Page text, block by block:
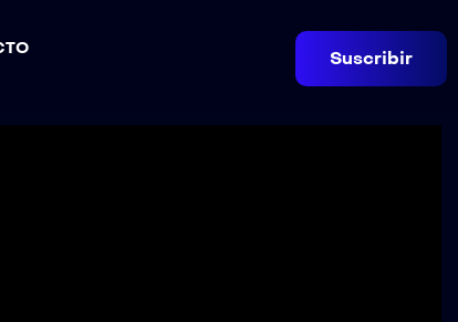
Suscribir